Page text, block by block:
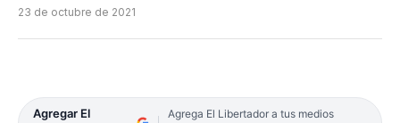
23 de octubre de 2021
Agregar El
Agrega El Libertador a tus medios